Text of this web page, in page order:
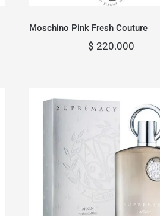
Moschino Pink Fresh Couture
$ 220.000
Supremacy Silver